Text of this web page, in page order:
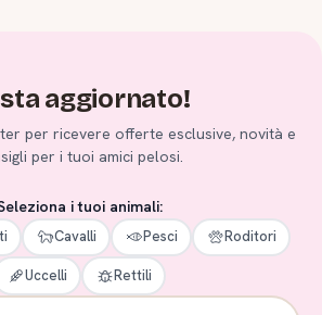
aggiornato!
per ricevere offerte esclusive, novità e
per i tuoi amici pelosi.
i tuoi animali:
Cavalli Pesci Roditori
Uccelli Rettili